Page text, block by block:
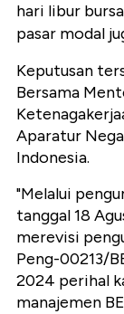
hari libur
pasar modal
Keputusan
Bersama
Aparatur
Indonesia.
"Melalui
tanggal 18
merevisi
Peng-00213/
2024 perihal
manajemen